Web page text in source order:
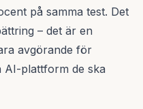
på samma test. Det
– det är en
avgörande för
AI-plattform de ska